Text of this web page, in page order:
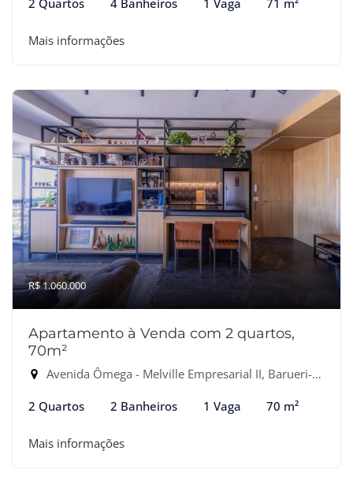
2 Quartos 4 Banheiros 1 Vaga 71 m²
Mais informações
R$ 1.060.000
Apartamento à Venda com 2 quartos,
70m²
Avenida Ômega - Melville Empresarial II, Barueri-SP
2 Quartos 2 Banheiros 1 Vaga 70 m²
Mais informações